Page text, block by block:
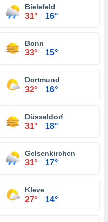
Bielefeld
31° 16°
Bonn
33° 15°
Dortmund
32° 16°
Düsseldorf
31° 18°
Gelsenkirchen
31° 17°
Kleve
27° 14°